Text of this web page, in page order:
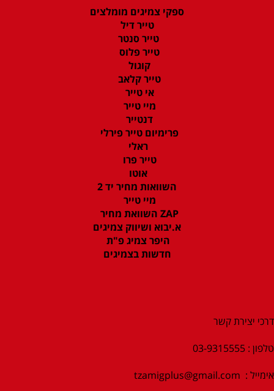
ספקי צמיגים מומלצים
טייר דיל
טייר סנטר
טייר פלוס
קוגול
טייר קלאב
אי טייר
מיי טייר
דנטייר
פרימיום טייר פירלי
ראלי
טייר פרו
אוטו
השוואות מחיר יד 2
מיי טייר
ZAP השוואת מחיר
א.יבוא ושיווק צמיגים
היפר צמיג פ"ת
חדשות בצמיגים
דרכי יצירת קשר
טלפון : 03-9315555
אימייל : tzamigplus@gmail.com